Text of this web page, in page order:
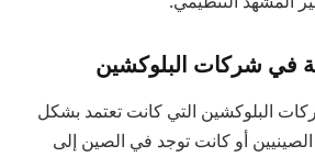
في شركات البلوكشين
البلوكشين التي كانت تعتمد بشكل
أو كانت توجد في الصين إلى